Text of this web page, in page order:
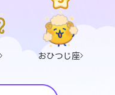
おひつじ座